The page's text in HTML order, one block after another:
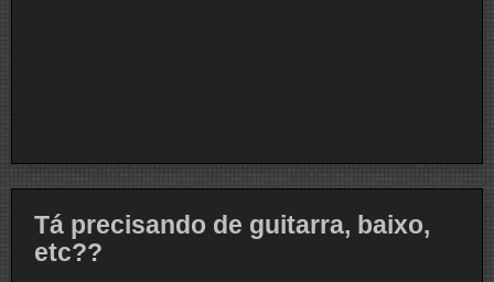
Tá precisando de guitarra, baixo,
etc??